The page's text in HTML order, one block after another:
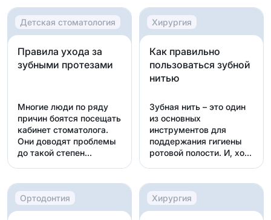
Детская стоматология
Правила ухода за
зубными протезами
Многие люди по ряду
причин боятся посещать
кабинет стоматолога.
Они доводят проблемы
до такой степен...
Хирургия
Как правильно
пользоваться зубной
нитью
Зубная нить – это один
из основных
инструментов для
поддержания гигиены
ротовой полости. И, хотя
Ортодонтия Хирургия